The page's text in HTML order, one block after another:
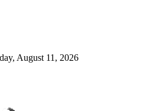
August 11, 2026